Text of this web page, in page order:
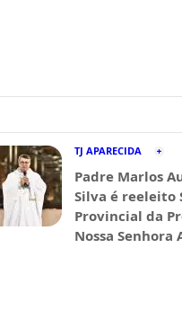
TJ APARECIDA
Padre Marlos
Silva é reeleito
Provincial da
Nossa Senhora